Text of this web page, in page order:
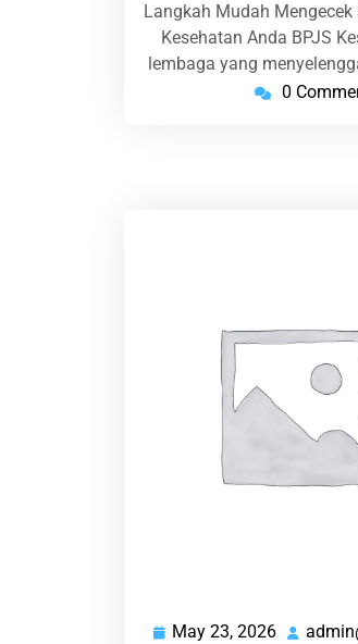
Langkah Mudah
Kesehatan Anda BPJS
lembaga yang
0
May 23, 2026 May